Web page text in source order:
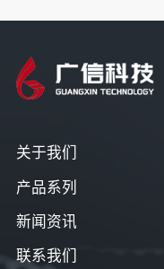
关于我们
产品系列
新闻资讯
联系我们